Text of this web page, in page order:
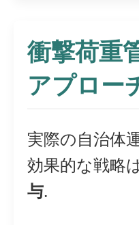
衝撃荷重
アプロー
実際の自治体
効果的な戦略
与.